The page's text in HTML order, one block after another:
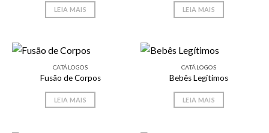
LEIA MAIS LEIA MAIS
CATÁLOGOS
Fusão de Corpos
LEIA MAIS
CATÁLOGOS
Bebês Legítimos
LEIA MAIS